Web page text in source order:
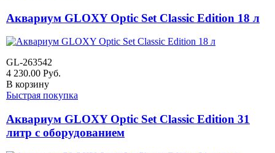
Аквариум GLOXY Optic Set Classic Edition 18 л
GL-263542
4 230.00 Руб.
В корзину
Быстрая покупка
Аквариум GLOXY Optic Set Classic Edition 31
литр с оборудованием